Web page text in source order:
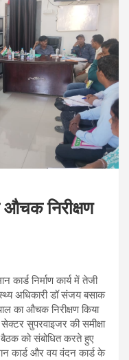
निरीक्षण
निर्माण कार्य में तेजी
अधिकारी डॉ संजय बसाक
का औचक निरीक्षण किया
सुपरवाइजर की समीक्षा
को संबोधित करते हुए
कार्ड और वय वंदन कार्ड के